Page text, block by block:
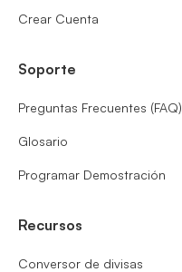
Crear Cuenta
Soporte
Preguntas Frecuentes (FAQ)
Glosario
Programar Demostración
Recursos
Conversor de divisas